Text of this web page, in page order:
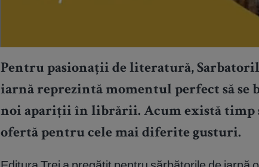
Pentru pasionații de literatură,
iarnă reprezintă momentul perfect să se
noi apariții în librării. Acum există timp
ofertă pentru cele mai diferite gusturi.